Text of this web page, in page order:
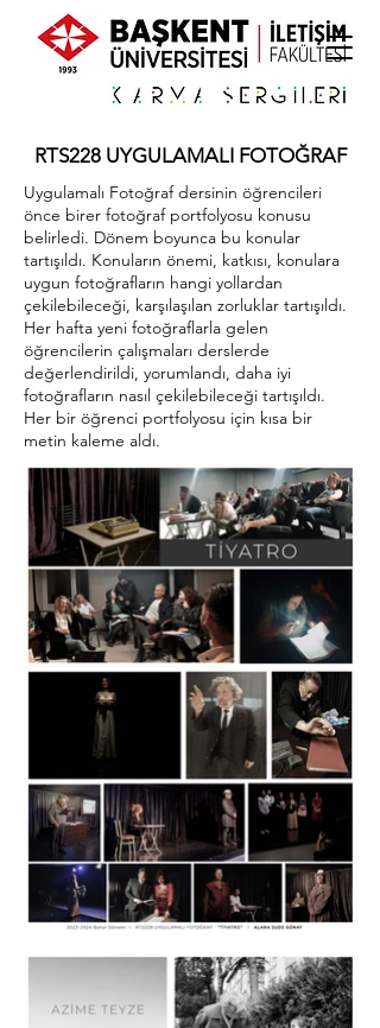
RTS228 UYGULAMALI FOTOĞRAF
Uygulamalı Fotoğraf dersinin öğrencileri
önce birer fotoğraf portfolyosu konusu
belirledi. Dönem boyunca bu konular
tartışıldı. Konuların önemi, katkısı, konulara
uygun fotoğrafların hangi yollardan
çekilebileceği, karşılaşılan zorluklar tartışıldı.
Her hafta yeni fotoğraflarla gelen
öğrencilerin çalışmaları derslerde
değerlendirildi, yorumlandı, daha iyi
fotoğrafların nasıl çekilebileceği tartışıldı.
Her bir öğrenci portfolyosu için kısa bir
metin kaleme aldı.